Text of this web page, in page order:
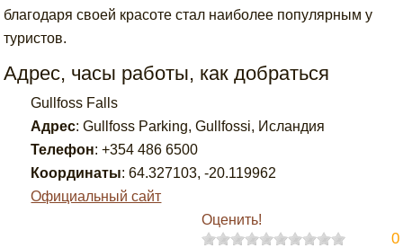
благодаря своей красоте стал наиболее популярным у
туристов.
Адрес, часы работы, как добраться
Gullfoss Falls
Адрес:Gullfoss Parking, Gullfossi, Исландия
Телефон:+354 486 6500
Координаты: 64.327103,-20.119962
Официальный сайт
Оценить!
0